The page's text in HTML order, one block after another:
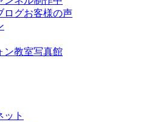
ログお客様の声
ン教室写真館
ット